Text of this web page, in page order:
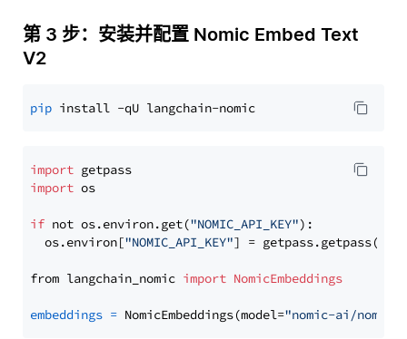
第 3 步：安装并配置 Nomic Embed Text
V2
pip
import
import os
if not os.environ.get("NOMIC_API_KEY"):
  os.environ[
"NOMIC_API_KEY"] = getpass.getpass(
from langchain_nomic import NomicEmbeddings
embeddings = NomicEmbeddings(model="nomic-ai/nomic-